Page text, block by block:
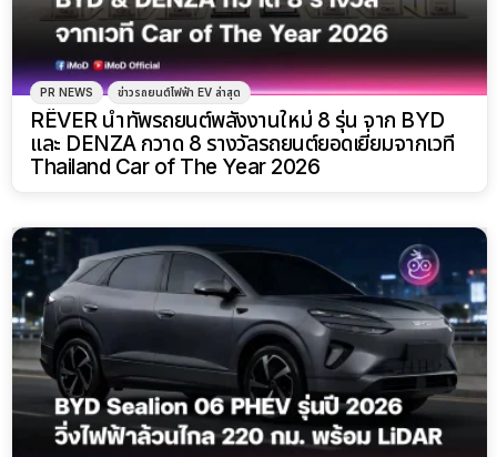
PR NEWS ข่าวรถยนต์ไฟฟ้า EV ล่าสุด
RÊVER นำทัพรถยนต์พลังงานใหม่ 8 รุ่น จาก BYD
และ DENZA กวาด 8 รางวัลรถยนต์ยอดเยี่ยมจากเวที
Thailand Car of The Year 2026